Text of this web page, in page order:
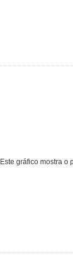
Este gráfico mostra o